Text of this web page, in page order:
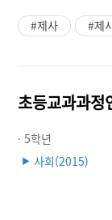
#제사 #제
초등교과과정
· 5학년
▶ 사회(2015)